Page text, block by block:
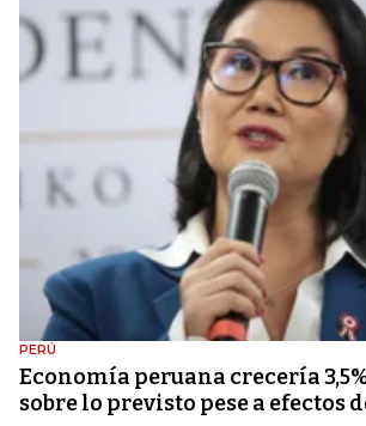
PERÚ
Economía peruana crecería
sobre lo previsto pese a efectos